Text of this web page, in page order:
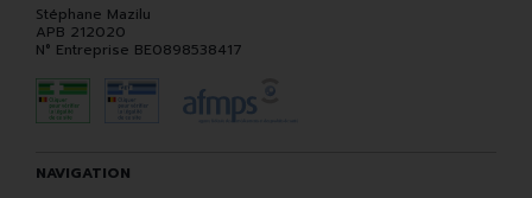
Stéphane Mazilu
APB 212020
N° Entreprise BE0898538417
NAVIGATION